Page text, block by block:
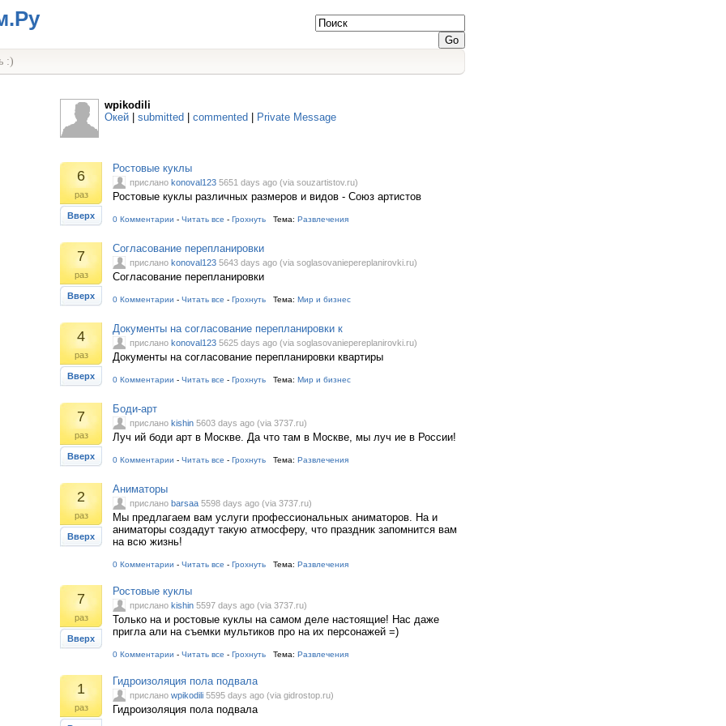
:)
wpikodili
Окей
submitted commented Private Message
6
раз
Вверх
Ростовые куклы
прислано konoval123 5651 days ago (via souzartistov.ru)
Ростовые куклы различных размеров и видов - Союз артистов
0 Комментарии - Читать все - Грохнуть Тема: Развлечения
7
раз
Вверх
Согласование перепланировки
прислано konoval123 5643 days ago (via soglasovaniepereplanirovki.ru)
Согласование перепланировки
0 Комментарии - Читать все - Грохнуть Тема: Мир и бизнес
4
раз
Вверх
Документы на согласование перепланировки к
прислано konoval123 5625 days ago (via soglasovaniepereplanirovki.ru)
Документы на согласование перепланировки квартиры
0 Комментарии - Читать все - Грохнуть Тема: Мир и бизнес
7
раз
Вверх
Боди-арт
прислано kishin 5603 days ago (via 3737.ru)
Луч ий боди арт в Москве. Да что там в Москве, мы луч ие в России!
0 Комментарии - Читать все - Грохнуть Тема: Развлечения
2
раз
Вверх
Аниматоры
прислано barsaa 5598 days ago (via 3737.ru)
Мы предлагаем вам услуги профессиональных аниматоров. На и
аниматоры создадут такую атмосферу, что праздник запомнится вам
на всю жизнь!
0 Комментарии - Читать все - Грохнуть Тема: Развлечения
7
раз
Вверх
Ростовые куклы
прислано kishin 5597 days ago (via 3737.ru)
Только на и ростовые куклы на самом деле настоящие! Нас даже
пригла али на съемки мультиков про на их персонажей =)
0 Комментарии - Читать все - Грохнуть Тема: Развлечения
1
раз
Гидроизоляция пола подвала
прислано wpikodili 5595 days ago (via gidrostop.ru)
Гидроизоляция пола подвала